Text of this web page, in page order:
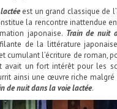
est un grand classique de
la rencontre inattendue
japonaise. Train de nuit
de la littérature
cumulant l’écriture de roman,
avait un fort intérêt pour les
ainsi une œuvre riche
de nuit dans la voie lactée.